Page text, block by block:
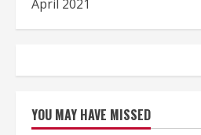
April 2021
YOU MAY HAVE MISSED